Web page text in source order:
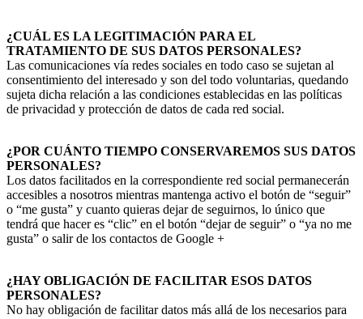
¿CUÁL ES LA LEGITIMACIÓN PARA EL
TRATAMIENTO DE SUS DATOS PERSONALES?
Las comunicaciones vía redes sociales en todo caso se sujetan al
consentimiento del interesado y son del todo voluntarias, quedando
sujeta dicha relación a las condiciones establecidas en las políticas
de privacidad y protección de datos de cada red social.
¿POR CUÁNTO TIEMPO CONSERVAREMOS SUS DATOS
PERSONALES?
Los datos facilitados en la correspondiente red social permanecerán
accesibles a nosotros mientras mantenga activo el botón de “seguir”
o “me gusta” y cuanto quieras dejar de seguirnos, lo único que
tendrá que hacer es “clic” en el botón “dejar de seguir” o “ya no me
gusta” o salir de los contactos de Google +
¿HAY OBLIGACIÓN DE FACILITAR ESOS DATOS
PERSONALES?
No hay obligación de facilitar datos más allá de los necesarios para